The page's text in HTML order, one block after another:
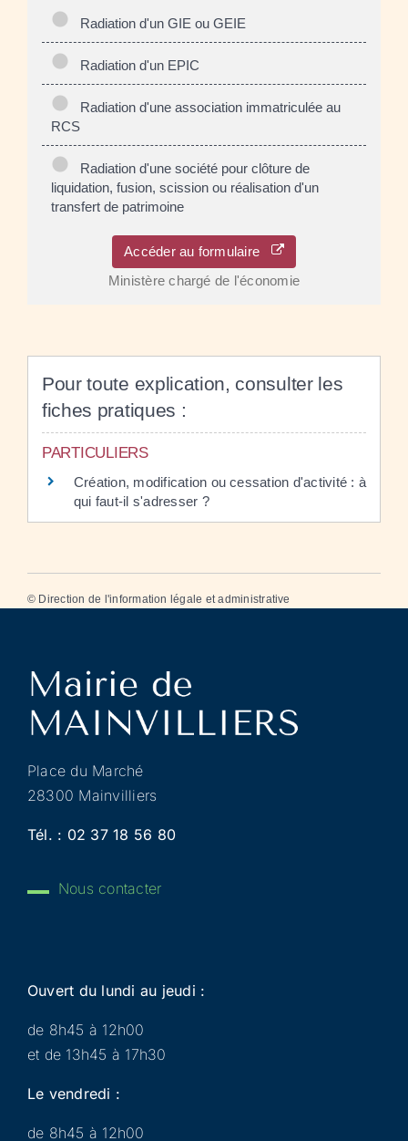
Radiation d'un GIE ou GEIE
Radiation d'un EPIC
Radiation d'une association immatriculée au
RCS
Radiation d'une société pour clôture de
liquidation, fusion, scission ou réalisation d'un
transfert de patrimoine
Accéder au formulaire
Ministère chargé de l'économie
Pour toute explication, consulter les
fiches pratiques :
PARTICULIERS
Création, modification ou cessation d'activité : à
qui faut-il s'adresser ?
© Direction de l'information légale et administrative
Place du Marché
28300 Mainvilliers
Tél. : 02 37 18 56 80
Nous contacter
Ouvert du lundi au jeudi :
de 8h45 à 12h00
et de 13h45 à 17h30
Le vendredi :
de 8h45 à 12h00